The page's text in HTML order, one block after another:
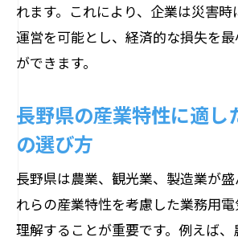
れます。これにより、企業は災害
運営を可能とし、経済的な損失を
ができます。
長野県の産業特性に適し
の選び方
長野県は農業、観光業、製造業が
れらの産業特性を考慮した業務用
理解することが重要です。例えば